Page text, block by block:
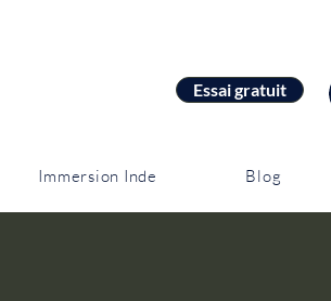
Essai gratuit
Immersion Inde Blog